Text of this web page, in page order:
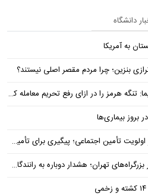
دانشگاه
به آمریکا
بنزین؛ چرا مردم مقصر اصلی نیستند؟
هرمز را در ازای رفع تحریم معامله کنیم
بروز بیماری‌ها
اجتماعی؛ پیگیری برای تأمین منابع ادامه دارد